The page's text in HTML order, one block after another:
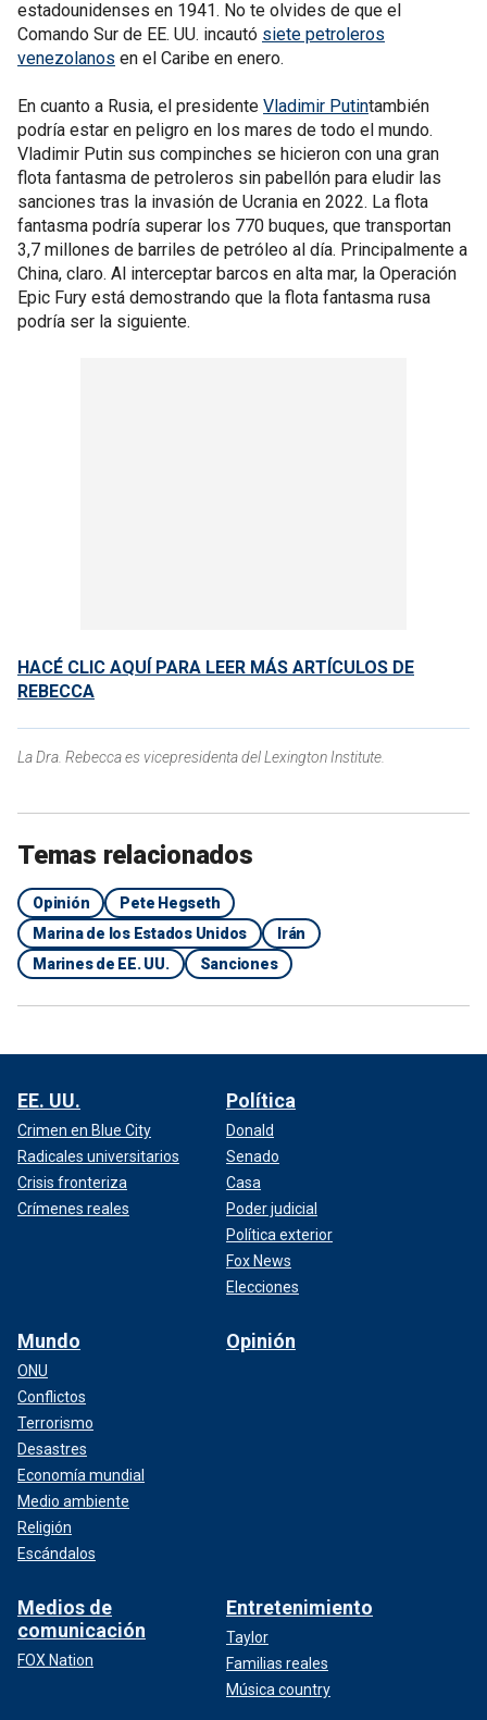
estadounidenses en 1941. No te olvides de que el
Comando Sur de EE. UU. incautó siete petroleros
venezolanos en el Caribe en enero.
En cuanto a Rusia, el presidente Vladimir Putintambién
podría estar en peligro en los mares de todo el mundo.
Vladimir Putin sus compinches se hicieron con una gran
flota fantasma de petroleros sin pabellón para eludir las
sanciones tras la invasión de Ucrania en 2022. La flota
fantasma podría superar los 770 buques, que transportan
3,7 millones de barriles de petróleo al día. Principalmente a
China, claro. Al interceptar barcos en alta mar, la Operación
Epic Fury está demostrando que la flota fantasma rusa
podría ser la siguiente.
HACÉ CLIC AQUÍ PARA LEER MÁS ARTÍCULOS DE
REBECCA
La Dra. Rebecca es vicepresidenta del Lexington Institute.
Temas relacionados
Opinión
Pete Hegseth
Marina de los Estados Unidos
Irán
Marines de EE. UU.
Sanciones
EE. UU.
Crimen en Blue City
Radicales universitarios
Crisis fronteriza
Crímenes reales
Política
Donald
Senado
Casa
Poder judicial
Política exterior
Fox News
Elecciones
Mundo
ONU
Conflictos
Terrorismo
Desastres
Economía mundial
Medio ambiente
Religión
Escándalos
Opinión
Medios de
comunicación
FOX Nation
Entretenimiento
Taylor
Familias reales
Música country